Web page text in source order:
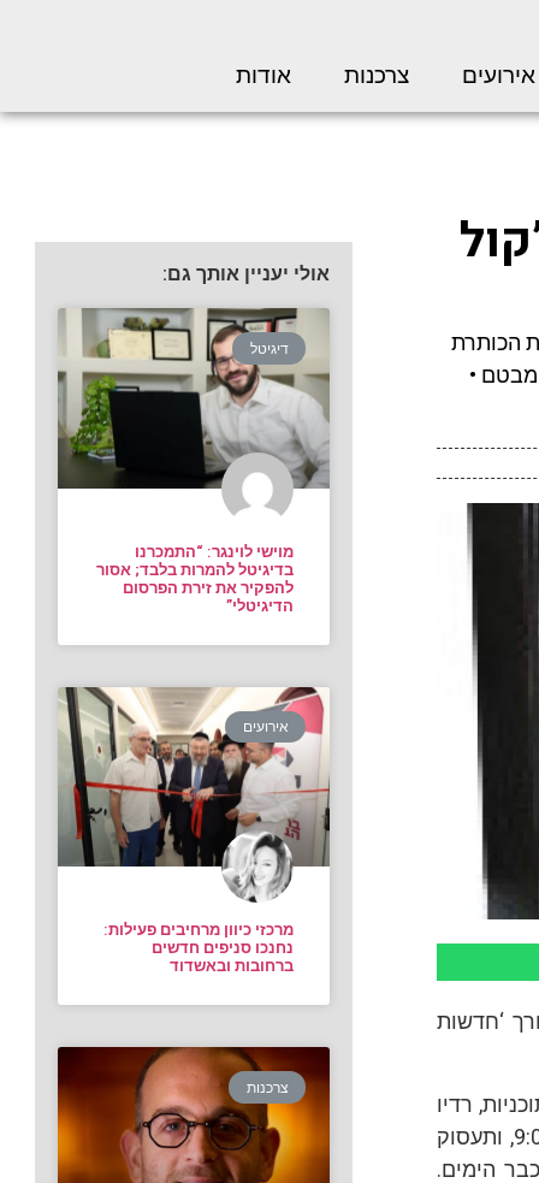
אירועים צרכנות אודות
הכותרת
מבטם •
‘חדשות
רדיו
‘קול חי’ משיק תוכנית שבועית חדשה, שתשודר בימי שישי בין השעות 7:00 ל-9:00, ותעסוק
הימים.
אולי יעניין אותך גם:
דיגיטל
מוישי לוינגר: “התמכרנו
בדיגיטל להמרות בלבד; אסור
להפקיר את זירת הפרסום
הדיגיטלי”
אירועים
מרכזי כיוון מרחיבים פעילות:
נחנכו סניפים חדשים
ברחובות ובאשדוד
צרכנות